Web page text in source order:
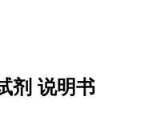
剂 说明书